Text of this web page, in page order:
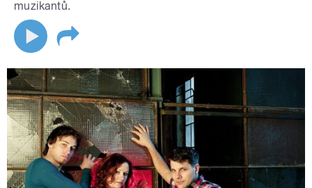
muzikantů.